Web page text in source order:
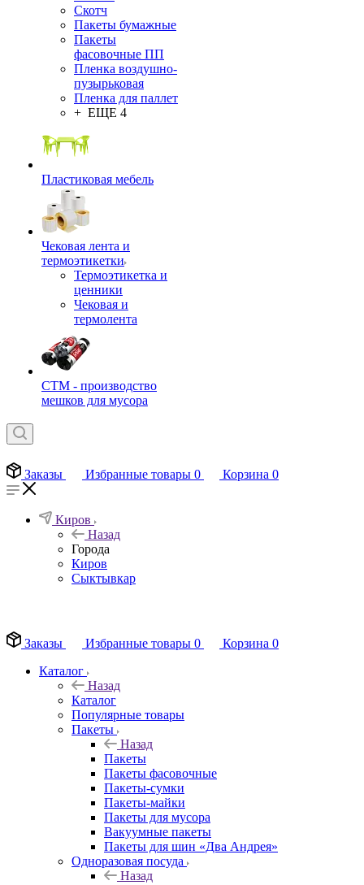
Скотч
Пакеты бумажные
Пакеты
фасовочные ПП
Пленка воздушно-
пузырьковая
Пленка для паллет
+ ЕЩЕ 4
Пластиковая мебель
Чековая лента и
термоэтикетки
Термоэтикетка и
ценники
Чековая и
термолента
СТМ - производство
мешков для мусора
Заказы Избранные товары 0 Корзина 0
Киров
Назад
Города
Киров
Сыктывкар
Заказы
Избранные товары 0 Корзина 0
Каталог
Назад
Каталог
Популярные товары
Пакеты
Назад
Пакеты
Пакеты фасовочные
Пакеты-сумки
Пакеты-майки
Пакеты для мусора
Вакуумные пакеты
Пакеты для шин «Два Андрея»
Одноразовая посуда
Назад